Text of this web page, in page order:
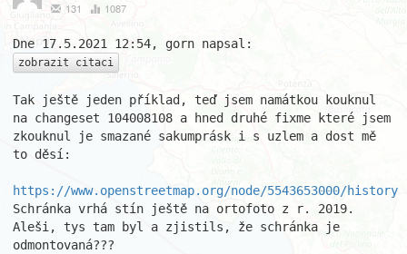
131 1087
zobrazit citaci
Tak ještě jeden příklad, teď jsem namátkou kouknul
na changeset 104008108 a hned druhé fixme které jsem
zkouknul je smazané sakumprásk i s uzlem a dost mě
to děsí:
https://www.openstreetmap.org/node/5543653000/history
Schránka vrhá stín ještě na ortofoto z r. 2019.
Aleši, tys tam byl a zjistils, že schránka je
odmontovaná???